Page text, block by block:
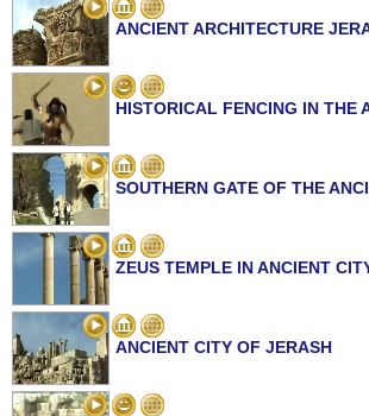
ANCIENT ARCHITECTURE
HISTORICAL FENCING IN THE
SOUTHERN GATE OF THE
ZEUS TEMPLE IN ANCIENT
ANCIENT CITY OF JERASH